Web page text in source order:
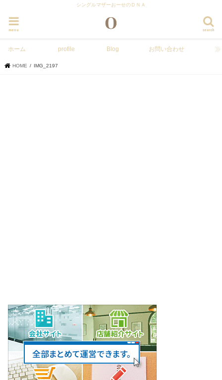
シングルマザーおーせのＤＮＡ
search
menu
ホーム profile Blog お問い合わせ
HOME IMG_2197